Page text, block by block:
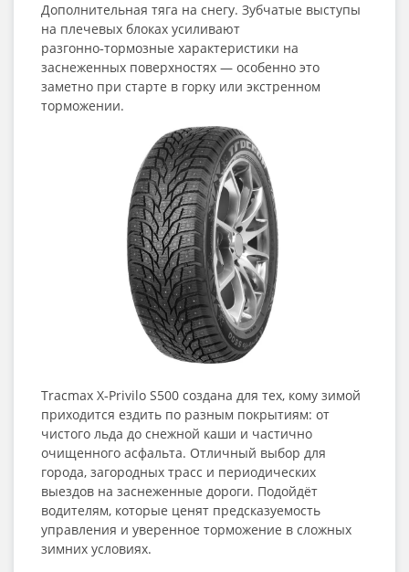
Дополнительная тяга на снегу. Зубчатые выступы
на плечевых блоках усиливают
разгонно‑тормозные характеристики на
заснеженных поверхностях — особенно это
заметно при старте в горку или экстренном
торможении.
Tracmax X‑Privilo S500 создана для тех, кому зимой
приходится ездить по разным покрытиям: от
чистого льда до снежной каши и частично
очищенного асфальта. Отличный выбор для
города, загородных трасс и периодических
выездов на заснеженные дороги. Подойдёт
водителям, которые ценят предсказуемость
управления и уверенное торможение в сложных
зимних условиях.